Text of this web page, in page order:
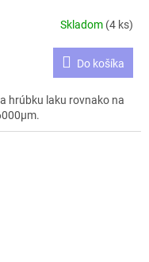
Skladom (4 ks)
Do košíka
hrúbku laku rovnako na